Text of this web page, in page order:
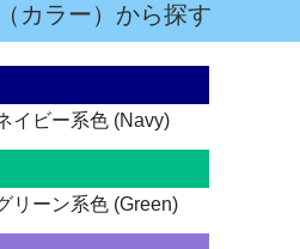
カラー）から探す
イビー系色 (Navy)
リーン系色 (Green)